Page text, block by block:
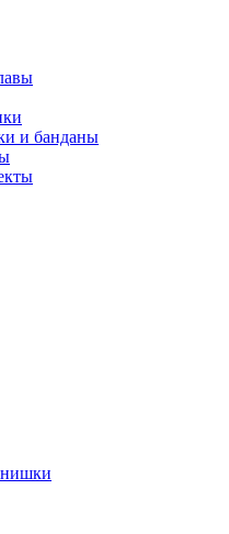
и банданы